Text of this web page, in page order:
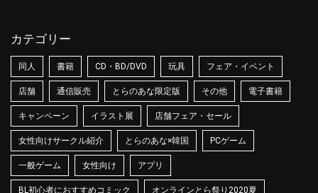
カテゴリー
同人 書籍 CD・BD/DVD 玩具 フェア・イベント
店舗 通信販売 とらのあな限定版 その他 電子書籍
キャンペーン イラスト展 店舗フェア・セール
女性向けサークル紹介 とらのあな×韓国 PCゲーム
一般ゲーム 女性向け アプリ
BL初心者におすすめコミック オンラインとら祭り2020夏